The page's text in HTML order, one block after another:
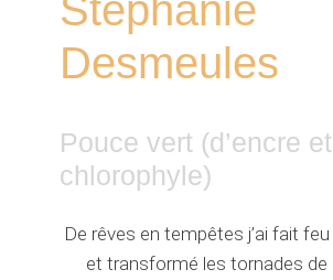
Desmeules
Pouce vert (d’encre
chlorophyle)
De rêves en tempêtes j’ai fait
et transformé les tornades de